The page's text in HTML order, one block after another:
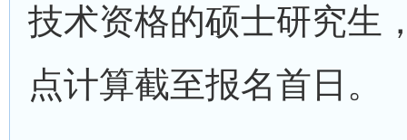
技术资格的硕士研究生
点计算截至报名首日。